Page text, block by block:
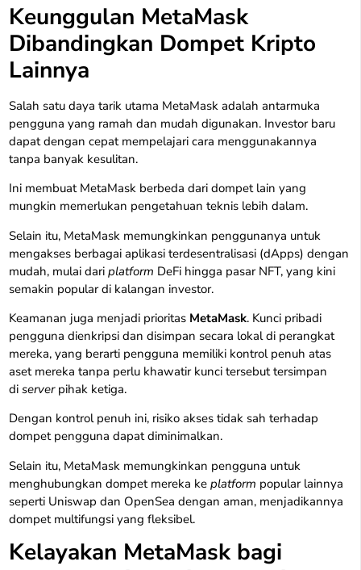
Keunggulan MetaMask
Dibandingkan Dompet Kripto
Lainnya
Salah satu daya tarik utama MetaMask adalah antarmuka
pengguna yang ramah dan mudah digunakan. Investor baru
dapat dengan cepat mempelajari cara menggunakannya
tanpa banyak kesulitan.
Ini membuat MetaMask berbeda dari dompet lain yang
mungkin memerlukan pengetahuan teknis lebih dalam.
Selain itu, MetaMask memungkinkan penggunanya untuk
mengakses berbagai aplikasi terdesentralisasi (dApps) dengan
mudah, mulai dariplatform DeFi hingga pasar NFT, yang kini
semakin popular di kalangan investor.
Keamanan juga menjadi prioritas MetaMask. Kunci pribadi
pengguna dienkripsi dan disimpan secara lokal di perangkat
mereka, yang berarti pengguna memiliki kontrol penuh atas
aset mereka tanpa perlu khawatir kunci tersebut tersimpan
diserverpihak ketiga.
Dengan kontrol penuh ini, risiko akses tidak sah terhadap
dompet pengguna dapat diminimalkan.
Selain itu, MetaMask memungkinkan pengguna untuk
menghubungkan dompet mereka keplatform popular lainnya
seperti Uniswap dan OpenSea dengan aman, menjadikannya
dompet multifungsi yang fleksibel.
Kelayakan MetaMask bagi